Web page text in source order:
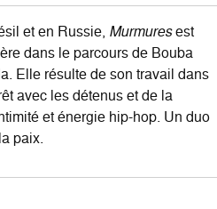
et en Russie, Murmuresest
dans le parcours de Bouba
Elle résulte de son travail dans
avec les détenus et de la
et énergie hip-hop. Un duo
paix.